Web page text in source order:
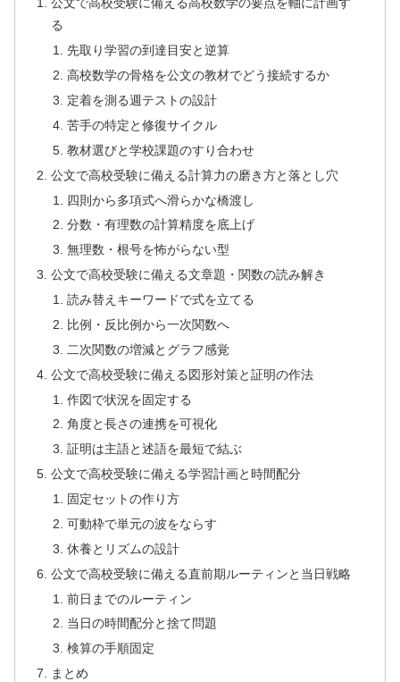
公文で高校受験に備える高校数学の要点を軸に計画す
る
先取り学習の到達目安と逆算
高校数学の骨格を公文の教材でどう接続するか
定着を測る週テストの設計
苦手の特定と修復サイクル
教材選びと学校課題のすり合わせ
公文で高校受験に備える計算力の磨き方と落とし穴
四則から多項式へ滑らかな橋渡し
分数・有理数の計算精度を底上げ
無理数・根号を怖がらない型
公文で高校受験に備える文章題・関数の読み解き
読み替えキーワードで式を立てる
比例・反比例から一次関数へ
二次関数の増減とグラフ感覚
公文で高校受験に備える図形対策と証明の作法
作図で状況を固定する
角度と長さの連携を可視化
証明は主語と述語を最短で結ぶ
公文で高校受験に備える学習計画と時間配分
固定セットの作り方
可動枠で単元の波をならす
休養とリズムの設計
公文で高校受験に備える直前期ルーティンと当日戦略
前日までのルーティン
当日の時間配分と捨て問題
検算の手順固定
まとめ